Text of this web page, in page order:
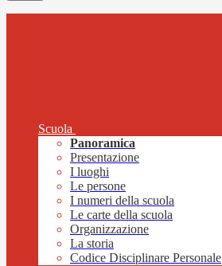
Scuola
Panoramica
Presentazione
I luoghi
Le persone
I numeri della scuola
Le carte della scuola
Organizzazione
La storia
Codice Disciplinare Personale